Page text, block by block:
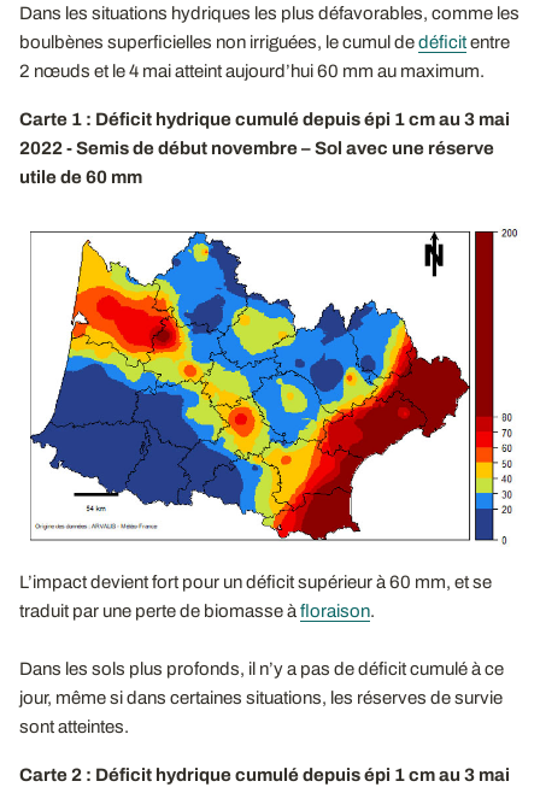
Dans les situations hydriques les plus défavorables, comme les
boulbènes superficielles non irriguées, le cumul dedéficitentre
2 nœuds et le 4 mai atteint aujourd’hui 60 mm au maximum.
Carte 1 : Déficit hydrique cumulé depuis épi 1 cm au 3 mai
2022 - Semis de début novembre – Sol avec une réserve
utile de 60 mm
L’impact devient fort pour un déficit supérieur à 60 mm, et se
traduit par une perte de biomasse àfloraison.
Dans les sols plus profonds, il n’y a pas de déficit cumulé à ce
jour, même si dans certaines situations, les réserves de survie
sont atteintes.
Carte 2 : Déficit hydrique cumulé depuis épi 1 cm au 3 mai